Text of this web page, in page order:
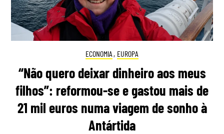
ECONOMIA , EUROPA
“Não quero deixar dinheiro aos meus
filhos”: reformou-se e gastou mais de
21 mil euros numa viagem de sonho à
Antártida